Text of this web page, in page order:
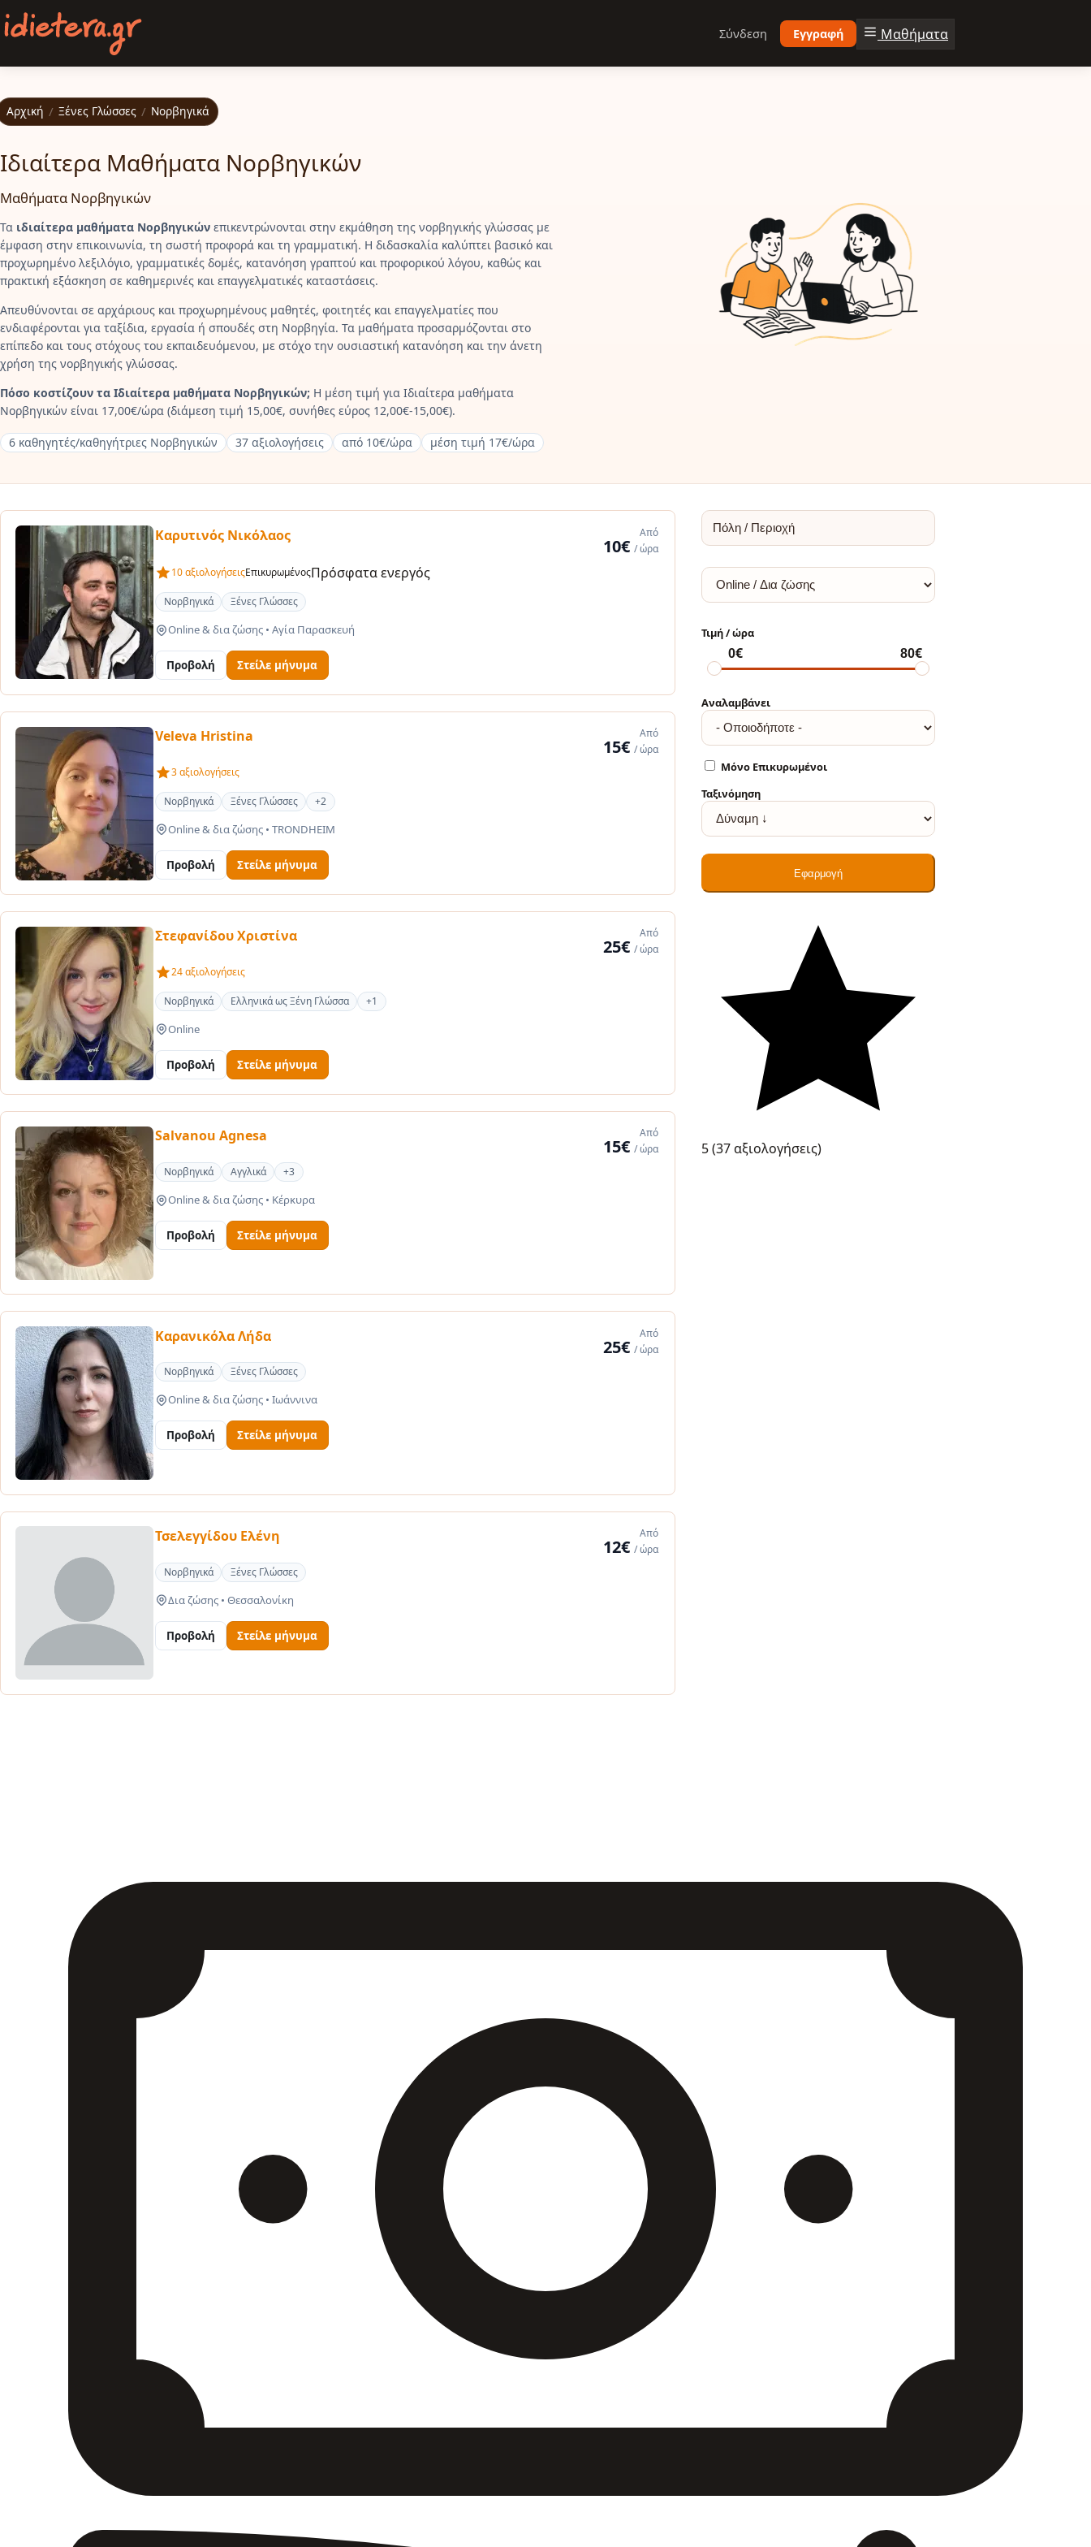
Παράκαμψη προς το κυρίως περιεχόμενο
Σύνδεση Εγγραφή Μαθήματα
Αρχική / Ξένες Γλώσσες / Νορβηγικά
Ιδιαίτερα Μαθήματα Νορβηγικών
Μαθήματα Νορβηγικών
Τα ιδιαίτερα μαθήματα Νορβηγικών επικεντρώνονται στην εκμάθηση της νορβηγικής γλώσσας με
έμφαση στην επικοινωνία, τη σωστή προφορά και τη γραμματική. Η διδασκαλία καλύπτει βασικό και
προχωρημένο λεξιλόγιο, γραμματικές δομές, κατανόηση γραπτού και προφορικού λόγου, καθώς και
πρακτική εξάσκηση σε καθημερινές και επαγγελματικές καταστάσεις.
Απευθύνονται σε αρχάριους και προχωρημένους μαθητές, φοιτητές και επαγγελματίες που
ενδιαφέρονται για ταξίδια, εργασία ή σπουδές στη Νορβηγία. Τα μαθήματα προσαρμόζονται στο
επίπεδο και τους στόχους του εκπαιδευόμενου, με στόχο την ουσιαστική κατανόηση και την άνετη
χρήση της νορβηγικής γλώσσας.
Πόσο κοστίζουν τα Ιδιαίτερα μαθήματα Νορβηγικών; Η μέση τιμή για Ιδιαίτερα μαθήματα
Νορβηγικών είναι 17,00€/ώρα (διάμεση τιμή 15,00€, συνήθες εύρος 12,00€-15,00€).
6 καθηγητές/καθηγήτριες Νορβηγικών 37 αξιολογήσεις από 10€/ώρα μέση τιμή 17€/ώρα
Καρυτινός Νικόλαος Από
10€/ ώρα
10 αξιολογήσειςΕπικυρωμένοςΠρόσφατα ενεργός
Νορβηγικά Ξένες Γλώσσες
Online & δια ζώσης • Αγία Παρασκευή
Προβολή Στείλε μήνυμα
Veleva Hristina Από
15€/ ώρα
3 αξιολογήσεις
Νορβηγικά Ξένες Γλώσσες +2
Online & δια ζώσης • TRONDHEIM
Προβολή Στείλε μήνυμα
Στεφανίδου Χριστίνα Από
25€/ ώρα
24 αξιολογήσεις
Νορβηγικά Ελληνικά ως Ξένη Γλώσσα +1
Online
Προβολή Στείλε μήνυμα
Salvanou Agnesa Από
15€/ ώρα
Νορβηγικά
Αγγλικά +3
Online & δια ζώσης • Κέρκυρα
Προβολή Στείλε μήνυμα
Καρανικόλα Λήδα Από
25€/ ώρα
Νορβηγικά
Ξένες Γλώσσες
Online & δια ζώσης • Ιωάννινα
Προβολή Στείλε μήνυμα
Τσελεγγίδου Ελένη Από
12€/ ώρα
Νορβηγικά
Ξένες Γλώσσες
Δια ζώσης • Θεσσαλονίκη
Προβολή Στείλε μήνυμα
Αναλαμβάνει
Μόνο Επικυρωμένοι
Ταξινόμηση
5(37 αξιολογήσεις)